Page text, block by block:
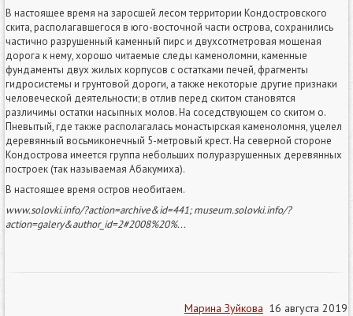
В настоящее время на заросшей лесом территории Кондостровского
скита, располагавшегося в юго-восточной части острова, сохранились
частично разрушенный каменный пирс и двухсотметровая мощеная
дорога к нему, хорошо читаемые следы каменоломни, каменные
фундаменты двух жилых корпусов с остатками печей, фрагменты
гидросистемы и грунтовой дороги, а также некоторые другие признаки
человеческой деятельности; в отлив перед скитом становятся
различимы остатки насыпных молов. На соседствующем со скитом о.
Пневытый, где также располагалась монастырская каменоломня, уцелел
деревянный восьмиконечный 5-метровый крест. На северной стороне
Кондострова имеется группа небольших полуразрушенных деревянных
построек (так называемая Абакумиха).
В настоящее время остров необитаем.
www.solovki.info/?action=archive&id=441; museum.solovki.info/?
action=galery&author_id=2#2008%20%...
Марина Зуйкова 16 августа 2019